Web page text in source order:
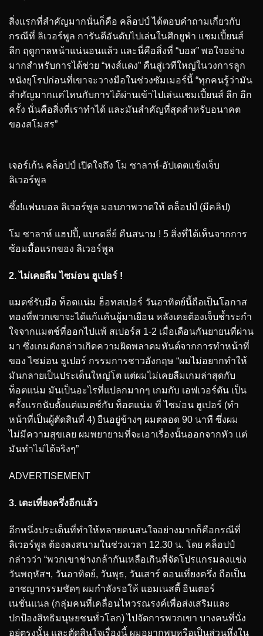
สิ่งแรกที่สำคัญมากนั่นก็คือ คล็อปป์ ได้ตอบคำถามเกี่ยวกับ
กรณีที่ ลิเวอร์พูล การันตีอันดับไปเล่นในศึกยูฟ่า แชมเปี้ยนส์
ลีก ฤดูกาลหน้าแน่นอนแล้ว และนี่คือสิ่งที่ “บอส” พอใจอย่าง
มากสำหรับการได้ช่วย “หงส์แดง” คืนสู่เวทีใหญ่ในวงการลูก
หนังยุโรปก่อนที่เขาจะวางมือในช่วงซัมเมอร์นี้ “ทุกคนรู้ว่ามัน
สำคัญมากแค่ไหนกับการได้ผ่านเข้าไปเล่นแชมเปี้ยนส์ ลีก อีก
ครั้ง นั่นคือสิ่งที่เราทำได้ และมันสำคัญที่สุดสำหรับอนาคต
ของสโมสร”
เจอร์เก้น คล็อปป์ เปิดใจถึง โม ซาลาห์-อัปเดตแข้งเจ็บ
ลิเวอร์พูล
ซึ้ง!แฟนบอล ลิเวอร์พูล มอบภาพวาดให้ คล็อปป์ (มีคลิป)
โม ซาลาห์ แฮปปี้, แบรดลี่ย์ คืนสนาม ! 5 สิ่งที่ได้เห็นจากการ
ซ้อมมื้อแรกของ ลิเวอร์พูล
2. ไม่เคยลืม ไซม่อน ฮูเปอร์ !
แมตช์รับมือ ท็อตแน่ม ฮ็อทสเปอร์ วันอาทิตย์นี้ถือเป็นโอกาส
ทองที่พวกเขาจะได้แก้แค้นผู้มาเยือน หลังเคยต้องเจ็บช้ำระกำ
ใจจากแมตช์ที่ออกไปแพ้ สเปอร์ส 1-2 เมื่อเดือนกันยายนที่ผ่าน
มา ซึ่งเกมดังกล่าวเกิดความผิดพลาดมหันต์จากการทำหน้าที่
ของ ไซม่อน ฮูเปอร์ กรรมการชาวอังกฤษ “ผมไม่อยากทำให้
มันกลายเป็นประเด็นใหญ่โต แต่ผมไม่เคยลืมเกมล่าสุดกับ
ท็อตแน่ม มันเป็นอะไรที่แปลกมากๆ เกมกับ เอฟเวอร์ตัน เป็น
ครั้งแรกนับตั้งแต่แมตช์กับ ท็อตแน่ม ที่ ไซม่อน ฮูเปอร์ (ทำ
หน้าที่เป็นผู้ตัดสินที่ 4) ยืนอยู่ข้างๆ ผมตลอด 90 นาที ซึ่งผม
ไม่มีความสุขเลย ผมพยายามที่จะเอาเรื่องนั้นออกจากหัว แต่
มันทำไม่ได้จริงๆ”
ADVERTISEMENT
3. เตะเที่ยงครึ่งอีกแล้ว
อีกหนึ่งประเด็นที่ทำให้หลายคนสนใจอย่างมากก็คือกรณีที่
ลิเวอร์พูล ต้องลงสนามในช่วงเวลา 12.30 น. โดย คล็อปป์
กล่าวว่า “พวกเขาช่างกล้ากันเหลือเกินที่จัดโปรแกรมลงแข่ง
วันพฤหัสฯ, วันอาทิตย์, วันพุธ, วันเสาร์ ตอนเที่ยงครึ่ง ถือเป็น
อาชญากรรมชัดๆ ผมกำลังรอให้ แอมเนสตี้ อินเตอร์
เนชั่นแนล (กลุ่มคนที่เคลื่อนไหวรณรงค์เพื่อส่งเสริมและ
ปกป้องสิทธิมนุษยชนทั่วโลก) ไปจัดการพวกเขา บางคนที่นั่ง
อยู่ตรงนั้น และตัดสินใจเรื่องนี้ ผมอยากพบหรือเป็นส่วนหึ่งใน